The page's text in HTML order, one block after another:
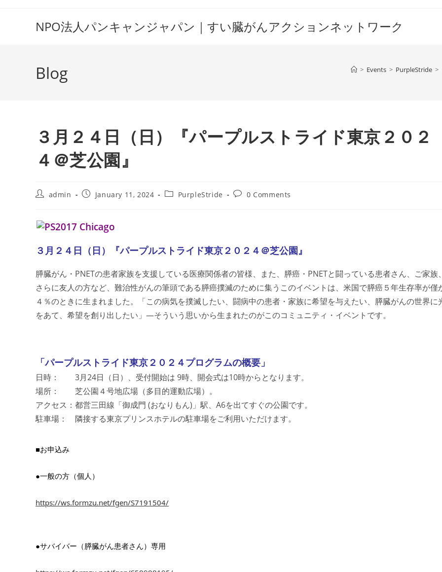
NPO法人パンキャンジャパン｜すい臓がんアクションネットワーク
Blog > Events > PurpleStride >
３月２４日（日）『パープルストライド東京２０２
４＠芝公園』
Postadmin
PostJanuary 11, 2024
PostPurpleStride
Post0 Comments
３月２４日（日）『パープルストライド東京２０２４＠芝公園』
膵臓がん・PNETの患者家族を支援している医療関係者の皆様、また、膵癌・PNETと闘っている患者さん、ご家族、
さらに友人の方など、難治性がんの筆頭である膵癌撲滅のために集う このイベントは、米国で膵癌５年生存率が僅
４％のときに生まれました。「この病気を撲滅したい、闘病中の患者・家族に希望を与えたい、膵臓がんの世界に
をあて、希望を創り出したい」―そういう思いから生まれたのがこのコミュニティ・イベントです。
「パープルストライド東京２０２４プログラムの概要」
日時： 3月24日（日）、受付開始は 9時、開会式は10時からとなります。
場所： 芝公園４号地広場（多目的運動広場）。
アクセス：都営三田線「御成門 (おなりもん)」駅、A6を出てすぐの公園です。
駐車場： 隣接する東京プリンスホテルの駐車場をご利用いただけます。
■お申込み
●一般の方（個人）
https://ws.formzu.net/fgen/S7191504/
●サバイバー（膵臓がん患者さん）専用